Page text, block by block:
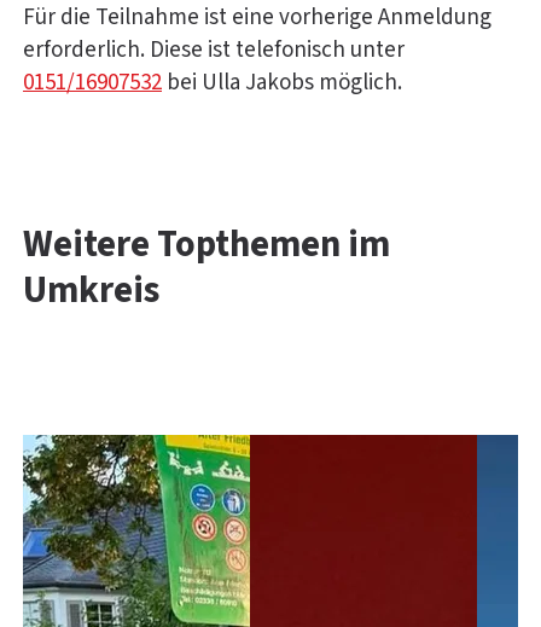
Für die Teilnahme ist eine vorherige Anmeldung
erforderlich. Diese ist telefonisch unter
0151/16907532 bei Ulla Jakobs möglich.
Weitere Topthemen im
Umkreis